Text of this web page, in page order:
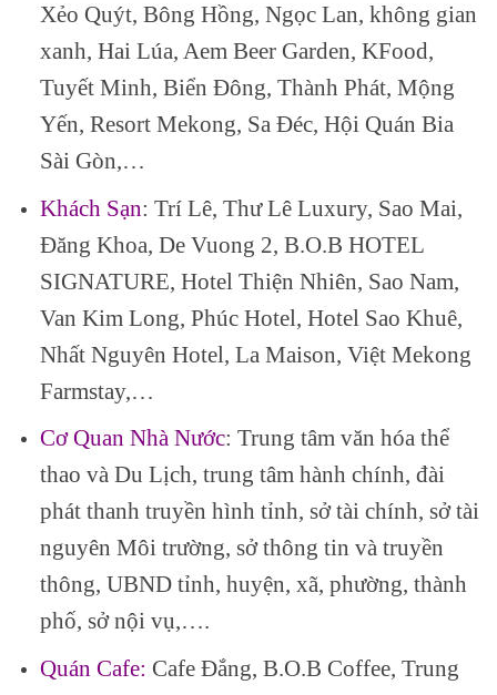
Xẻo Quýt, Bông Hồng, Ngọc Lan, không gian
xanh, Hai Lúa, Aem Beer Garden, KFood,
Tuyết Minh, Biển Đông, Thành Phát, Mộng
Yến, Resort Mekong, Sa Đéc, Hội Quán Bia
Sài Gòn,…
Khách Sạn: Trí Lê, Thư Lê Luxury, Sao Mai,
Đăng Khoa, De Vuong 2, B.O.B HOTEL
SIGNATURE, Hotel Thiện Nhiên, Sao Nam,
Van Kim Long, Phúc Hotel, Hotel Sao Khuê,
Nhất Nguyên Hotel, La Maison, Việt Mekong
Farmstay,…
Cơ Quan Nhà Nước: Trung tâm văn hóa thể
thao và Du Lịch, trung tâm hành chính, đài
phát thanh truyền hình tỉnh, sở tài chính, sở tài
nguyên Môi trường, sở thông tin và truyền
thông, UBND tỉnh, huyện, xã, phường, thành
phố, sở nội vụ,….
Quán Cafe: Cafe Đắng, B.O.B Coffee, Trung